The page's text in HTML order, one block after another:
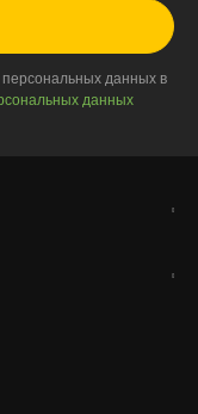
данных в
данных